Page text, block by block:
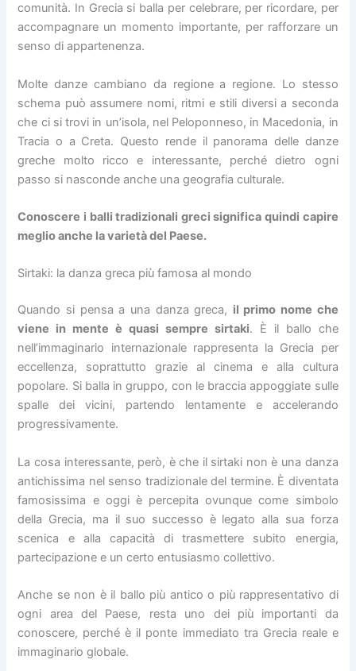
comunità. In Grecia si balla per celebrare, per ricordare, per
accompagnare un momento importante, per rafforzare un
senso di appartenenza.
Molte danze cambiano da regione a regione. Lo stesso
schema può assumere nomi, ritmi e stili diversi a seconda
che ci si trovi in un’isola, nel Peloponneso, in Macedonia, in
Tracia o a Creta. Questo rende il panorama delle danze
greche molto ricco e interessante, perché dietro ogni
passo si nasconde anche una geografia culturale.
Conoscere i balli tradizionali greci significa quindi capire
meglio anche la varietà del Paese.
Sirtaki: la danza greca più famosa al mondo
Quando si pensa a una danza greca, il primo nome che
viene in mente è quasi sempre sirtaki. È il ballo che
nell’immaginario internazionale rappresenta la Grecia per
eccellenza, soprattutto grazie al cinema e alla cultura
popolare. Si balla in gruppo, con le braccia appoggiate sulle
spalle dei vicini, partendo lentamente e accelerando
progressivamente.
La cosa interessante, però, è che il sirtaki non è una danza
antichissima nel senso tradizionale del termine. È diventata
famosissima e oggi è percepita ovunque come simbolo
della Grecia, ma il suo successo è legato alla sua forza
scenica e alla capacità di trasmettere subito energia,
partecipazione e un certo entusiasmo collettivo.
Anche se non è il ballo più antico o più rappresentativo di
ogni area del Paese, resta uno dei più importanti da
conoscere, perché è il ponte immediato tra Grecia reale e
immaginario globale.